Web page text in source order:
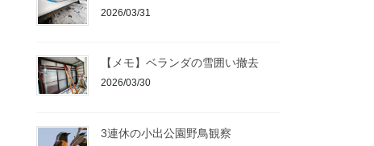
2026/03/31
【メモ】ベランダの雪囲い撤去
2026/03/30
3連休の小出公園野鳥観察